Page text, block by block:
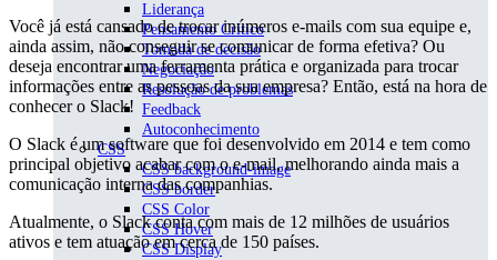
Liderança
Pensamento Crítico
Tomada de decisão
Negociação
Resolução de problemas
Feedback
Autoconhecimento
CSS
CSS background-image
CSS border
CSS Color
CSS Hover
CSS Display
Você já está cansado de trocar inúmeros e-mails com sua equipe e,
ainda assim, não conseguir se comunicar de forma efetiva? Ou
deseja encontrar uma ferramenta prática e organizada para trocar
informações entre as pessoas da sua empresa? Então, está na hora de
conhecer o Slack!
O Slack é um software que foi desenvolvido em 2014 e tem como
principal objetivo acabar com o e-mail, melhorando ainda mais a
comunicação interna das companhias.
Atualmente, o Slack conta com mais de 12 milhões de usuários
ativos e tem atuação em cerca de 150 países.